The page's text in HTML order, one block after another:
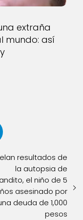
extraña
mundo: así
resultados de
la autopsia de
el niño de 5
asesinado por
deuda de 1,000
pesos